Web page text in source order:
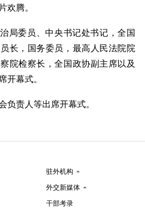
欢腾。
局委员、中央书记处书记，全国
长，国务委员，最高人民法院院
院检察长，全国政协副主席以及
开幕式。
负责人等出席开幕式。
驻外机构
外交新媒体
干部考录